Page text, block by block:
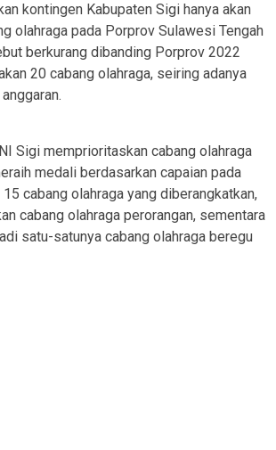
kontingen Kabupaten Sigi hanya akan
olahraga pada Porprov Sulawesi Tengah
berkurang dibanding Porprov 2022
20 cabang olahraga, seiring adanya
Sigi memprioritaskan cabang olahraga
medali berdasarkan capaian pada
cabang olahraga yang diberangkatkan,
cabang olahraga perorangan, sementara
satu-satunya cabang olahraga beregu